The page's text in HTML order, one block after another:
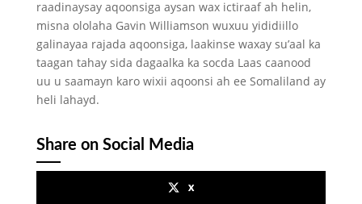
raadinaysay aqoonsiga aysan wax ictiraaf ah helin,
misna ololaha Gavin Williamson wuxuu yididiillo
galinayaa rajada aqoonsiga, laakinse waxay su’aal ka
taagan tahay sida dagaalka ka socda Laas caanood
uu u saamayn karo wixii aqoonsi ah ee Somaliland ay
heli lahayd.
Share on Social Media
x